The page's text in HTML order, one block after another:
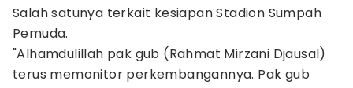
Salah satunya terkait kesiapan Stadion Sumpah
Pemuda.
"Alhamdulillah pak gub (Rahmat Mirzani Djausal)
terus memonitor perkembangannya. Pak gub